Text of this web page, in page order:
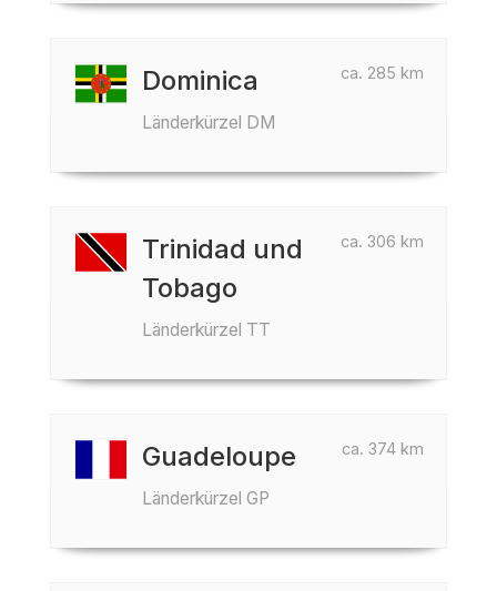
ca. 285 km
Dominica
Länderkürzel DM
ca. 306 km
Trinidad und
Tobago
Länderkürzel TT
ca. 374 km
Guadeloupe
Länderkürzel GP